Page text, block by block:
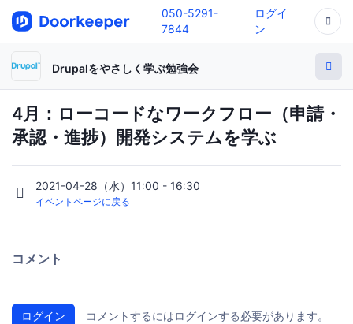
050-5291-
7844
ログイ
ン
Drupalをやさしく学ぶ勉強会
4月：ローコードなワークフロー（申請・
承認・進捗）開発システムを学ぶ
2021-04-28（水）11:00 - 16:30
イベントページに戻る
コメント
ログイン コメントするにはログインする必要があります。